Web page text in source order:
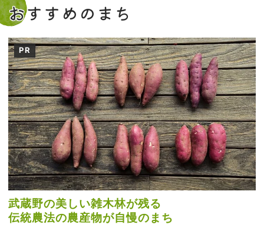
おすすめのまち
PR
武蔵野の美しい雑木林が残る
伝統農法の農産物が自慢のまち